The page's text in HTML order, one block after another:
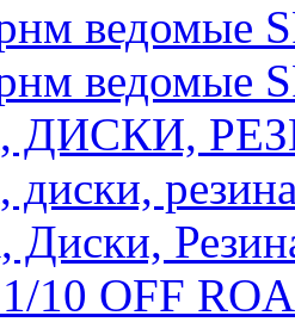
ведомые
ведомые
ДИСКИ,
диски,
Диски,
10 OFF